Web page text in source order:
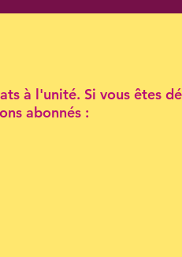
à l'unité. Si vous êtes
abonnés :